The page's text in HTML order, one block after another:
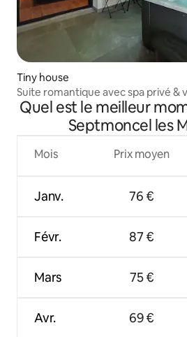
Tiny house
Suite romantique avec spa privé &
Quel est le meilleur
Septmoncel les
Mois
Janv.
Févr.
Mars
Avr.
Prix moyen
76 €
87 €
75 €
69 €